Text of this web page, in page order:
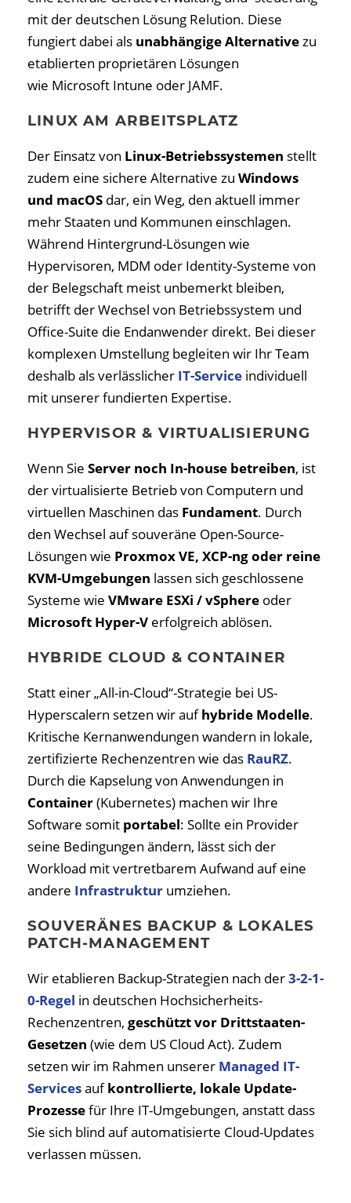
mit der deutschen Lösung Relution. Diese
fungiert dabei als unabhängige Alternativezu
etablierten proprietären Lösungen
wie Microsoft Intune oder JAMF.
LINUX AM ARBEITSPLATZ
Der Einsatz von Linux-Betriebs­systemen stellt
zudem eine sichere Alternative zu Windows
und macOS dar, ein Weg, den aktuell immer
mehr Staaten und Kommunen einschlagen.
Während Hintergrund-Lösungen wie
Hypervisoren, MDM oder Identity-Systeme von
der Belegschaft meist unbemerkt bleiben,
betrifft der Wechsel von Betriebssystem und
Office-Suite die Endanwender direkt. Bei dieser
komplexen Umstellung begleiten wir Ihr Team
deshalb als verlässlicher IT-Service individuell
mit unserer fundierten Expertise.
HYPERVISOR & VIRTUALISIERUNG
Wenn Sie Server noch In-house betreiben, ist
der virtualisierte Betrieb von Computern und
virtuellen Maschinen das Fundament. Durch
den Wechsel auf souveräne Open-Source-
Lösungen wie Proxmox VE, XCP-ng oder reine
KVM-Umgebungen lassen sich geschlossene
Systeme wie VMware ESXi / vSphere oder
Microsoft Hyper-V erfolgreich ablösen.
HYBRIDE CLOUD & CONTAINER
Statt einer „All-in-Cloud“-Strategie bei US-
Hyperscalern setzen wir aufhybride Modelle.
Kritische Kernanwendungen wandern in lokale,
zertifizierte Rechenzentren wie das RauRZ.
Durch die Kapselung von Anwendungen in
Container(Kubernetes) machen wir Ihre
Software somit portabel: Sollte ein Provider
seine Bedingungen ändern, lässt sich der
Workload mit vertretbarem Aufwand auf eine
andere Infrastruktur umziehen.
SOUVERÄNES BACKUP & LOKALES
PATCH-MANAGEMENT
Wir etablieren Backup-Strategien nach der3-2-1-
0-Regel in deutschen Hochsicherheits-
Rechenzentren, geschützt vor Drittstaaten-
Gesetzen (wie dem US Cloud Act). Zudem
setzen wir im Rahmen unserer Managed IT-
Servicesaufkontrollierte, lokale Update-
Prozessefür Ihre IT-Umgebungen, anstatt dass
Sie sich blind auf automatisierte Cloud-Updates
verlassen müssen.